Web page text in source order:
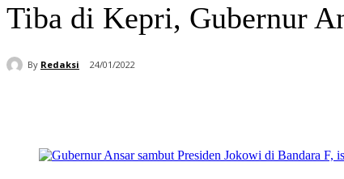
Tiba di Kepri, Gubernur
By Redaksi 24/01/2022